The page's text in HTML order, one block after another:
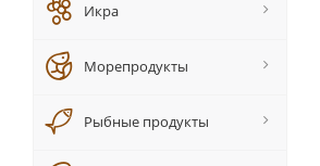
Икра
Морепродукты
Рыбные продукты